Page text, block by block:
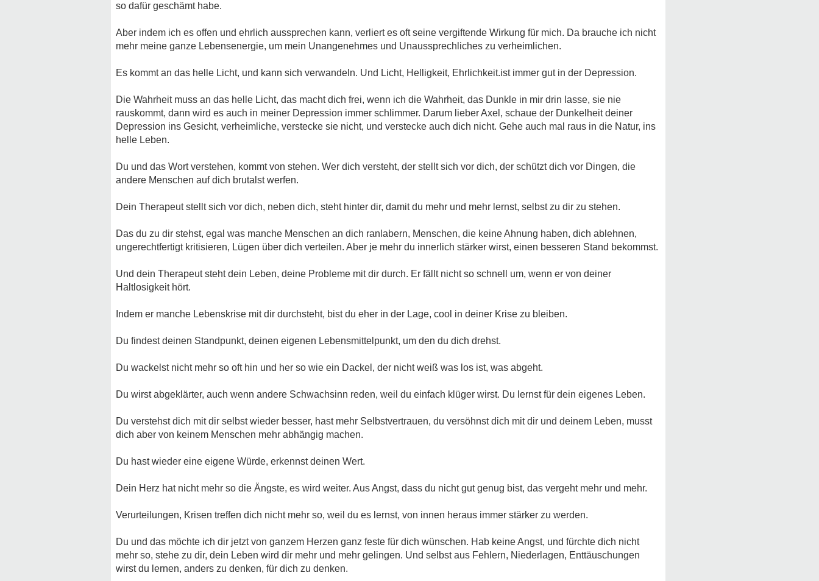
so dafür geschämt habe.
Aber indem ich es offen und ehrlich aussprechen kann, verliert es oft seine vergiftende Wirkung für mich. Da brauche ich nicht
mehr meine ganze Lebensenergie, um mein Unangenehmes und Unaussprechliches zu verheimlichen.
Es kommt an das helle Licht, und kann sich verwandeln. Und Licht, Helligkeit, Ehrlichkeit.ist immer gut in der Depression.
Die Wahrheit muss an das helle Licht, das macht dich frei, wenn ich die Wahrheit, das Dunkle in mir drin lasse, sie nie
rauskommt, dann wird es auch in meiner Depression immer schlimmer. Darum lieber Axel, schaue der Dunkelheit deiner
Depression ins Gesicht, verheimliche, verstecke sie nicht, und verstecke auch dich nicht. Gehe auch mal raus in die Natur, ins
helle Leben.
Du und das Wort verstehen, kommt von stehen. Wer dich versteht, der stellt sich vor dich, der schützt dich vor Dingen, die
andere Menschen auf dich brutalst werfen.
Dein Therapeut stellt sich vor dich, neben dich, steht hinter dir, damit du mehr und mehr lernst, selbst zu dir zu stehen.
Das du zu dir stehst, egal was manche Menschen an dich ranlabern, Menschen, die keine Ahnung haben, dich ablehnen,
ungerechtfertigt kritisieren, Lügen über dich verteilen. Aber je mehr du innerlich stärker wirst, einen besseren Stand bekommst.
Und dein Therapeut steht dein Leben, deine Probleme mit dir durch. Er fällt nicht so schnell um, wenn er von deiner
Haltlosigkeit hört.
Indem er manche Lebenskrise mit dir durchsteht, bist du eher in der Lage, cool in deiner Krise zu bleiben.
Du findest deinen Standpunkt, deinen eigenen Lebensmittelpunkt, um den du dich drehst.
Du wackelst nicht mehr so oft hin und her so wie ein Dackel, der nicht weiß was los ist, was abgeht.
Du wirst abgeklärter, auch wenn andere Schwachsinn reden, weil du einfach klüger wirst. Du lernst für dein eigenes Leben.
Du verstehst dich mit dir selbst wieder besser, hast mehr Selbstvertrauen, du versöhnst dich mit dir und deinem Leben, musst
dich aber von keinem Menschen mehr abhängig machen.
Du hast wieder eine eigene Würde, erkennst deinen Wert.
Dein Herz hat nicht mehr so die Ängste, es wird weiter. Aus Angst, dass du nicht gut genug bist, das vergeht mehr und mehr.
Verurteilungen, Krisen treffen dich nicht mehr so, weil du es lernst, von innen heraus immer stärker zu werden.
Du und das möchte ich dir jetzt von ganzem Herzen ganz feste für dich wünschen. Hab keine Angst, und fürchte dich nicht
mehr so, stehe zu dir, dein Leben wird dir mehr und mehr gelingen. Und selbst aus Fehlern, Niederlagen, Enttäuschungen
wirst du lernen, anders zu denken, für dich zu denken.